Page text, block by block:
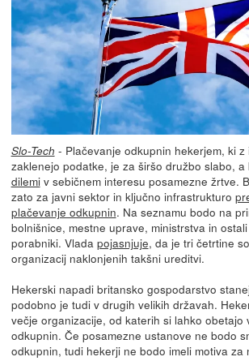
Slo-Tech - Plačevanje odkupnin hekerjem, ki z
zaklenejo podatke, je za širšo družbo slabo, a
dilemiv sebičnem interesu posamezne žrtve.
zato za javni sektor in ključno infrastrukturo
plačevanje odkupnin. Na seznamu bodo na
bolnišnice, mestne uprave, ministrstva in
porabniki. Vlada pojasnjuje, da je tri četrtine
organizacij naklonjenih takšni ureditvi.
Hekerski napadi britansko gospodarstvo
podobno je tudi v drugih velikih državah.
večje organizacije, od katerih si lahko obetajo
odkupnin. Če posamezne ustanove ne bodo
odkupnin, tudi hekerji ne bodo imeli motiva za